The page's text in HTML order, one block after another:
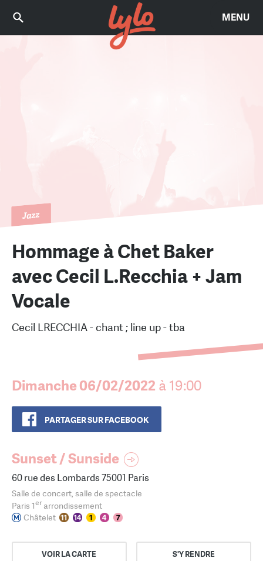
MENU
Jazz
Hommage à Chet Baker
avec Cecil L.Recchia + Jam
Vocale
Cecil LRECCHIA - chant ; line up - tba
Dimanche 06/02/2022 à 19:00
PARTAGER SUR FACEBOOK
Sunset / Sunside
60 rue des Lombards 75001 Paris
Salle de concert, salle de spectacle
Paris 1erarrondissement
Châtelet
VOIR LA CARTE S'Y RENDRE